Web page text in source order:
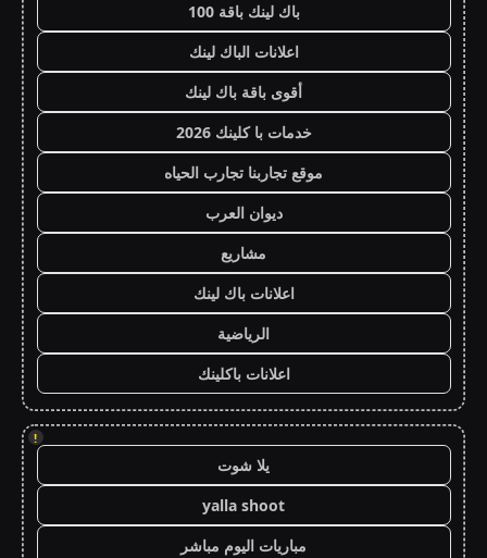
باك لينك باقة 100
اعلانات الباك لينك
أقوى باقة باك لينك
خدمات با كلينك 2026
موقع تجاربنا تجارب الحياه
ديوان العرب
مشاريع
اعلانات باك لينك
الرياضية
اعلانات باكلينك
!
يلا شوت
yalla shoot
مباريات اليوم مباشر